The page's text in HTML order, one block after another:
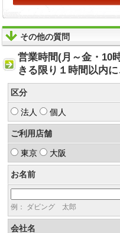
その他の質問
営業時間(月～金・10
きる限り１時間以内
区分
法人 個人
ご利用店舗
東京 大阪
お名前
例： ダビング 太郎
会社名